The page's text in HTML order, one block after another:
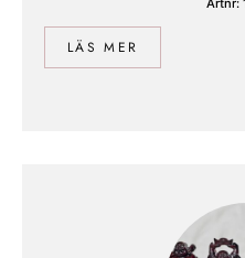
LÄS MER
Artnr: